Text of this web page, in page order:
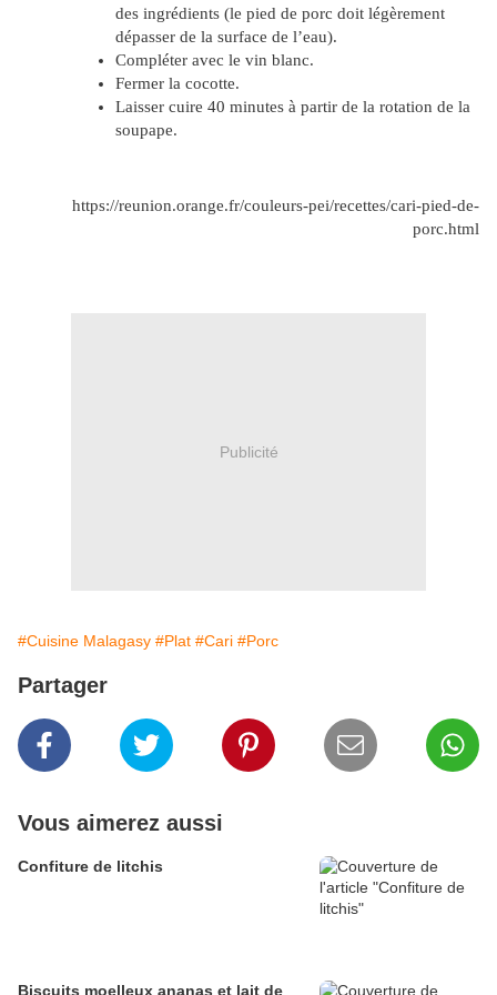
des ingrédients (le pied de porc doit légèrement
dépasser de la surface de l’eau).
Compléter avec le vin blanc.
Fermer la cocotte.
Laisser cuire 40 minutes à partir de la rotation de la
soupape.
https://reunion.orange.fr/couleurs-pei/recettes/cari-pied-de-
porc.html
Publicité
#Cuisine Malagasy #Plat #Cari #Porc
Partager
Vous aimerez aussi
Confiture de litchis
Biscuits moelleux ananas et lait de